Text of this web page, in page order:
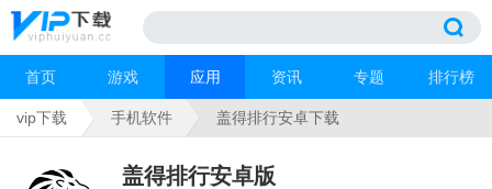
首页 游戏 应用 资讯 专题 排行榜
vip下载 手机软件 盖得排行安卓下载
盖得排行安卓版